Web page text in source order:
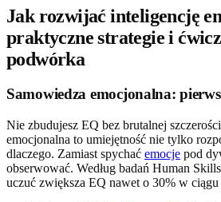
Jak rozwijać inteligencję
praktyczne strategie i
podwórka
Samowiedza emocjonalna:
Nie zbudujesz EQ bez brutalnej
emocjonalna to umiejętność nie tylko
dlaczego. Zamiast spychać emocje pod
obserwować. Według badań Human
uczuć zwiększa EQ nawet o 30% w ciągu